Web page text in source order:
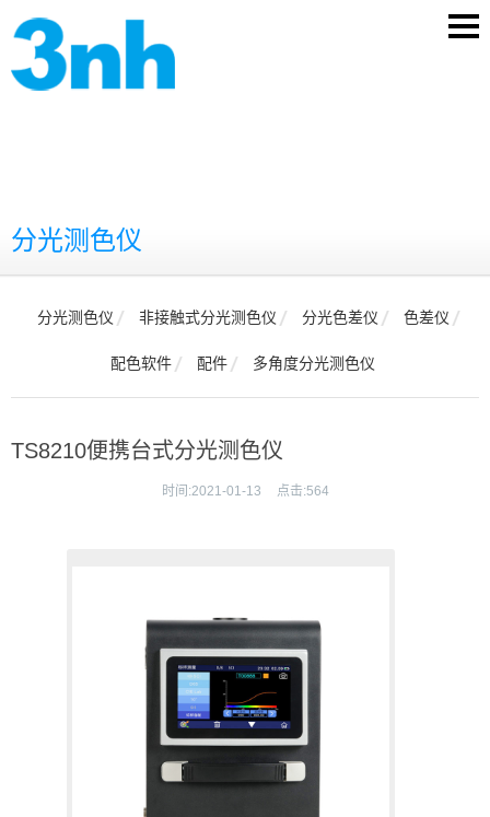
分光测色仪
分光测色仪 非接触式分光测色仪 分光色差仪 色差仪
配色软件 配件 多角度分光测色仪
TS8210便携台式分光测色仪
时间:2021-01-13 点击:564